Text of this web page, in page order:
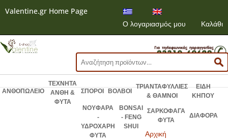
Valentine.gr Home Page
Ο λογαριασμός μου
Καλάθι
Αναζήτηση
για:
ΑΝΘΟΠΩΛΕΙΟ
ΤΕΧΝΗΤΑ
ΑΝΘΗ &
ΦΥΤΑ
ΣΠΟΡΟΙ ΒΟΛΒΟΙ
ΤΡΙΑΝΤΑΦΥΛΛΙΕΣ
& ΘΑΜΝΟΙ
ΕΙΔΗ
ΚΗΠΟΥ
ΝΟΥΦΑΡΑ
-
ΥΔΡΟΧΑΡΗ
ΦΥΤΑ
BONSAI
- FENG
SHUI
ΣΑΡΚΟΦΑΓΑ
ΦΥΤΑ
ΔΙΑΦΟΡΑ
Αρχική